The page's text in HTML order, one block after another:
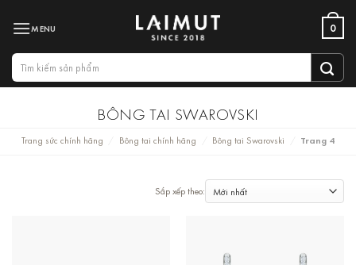
qua
nội
dung
0
Tìm
kiếm:
BÔNG TAI SWAROVSKI
Trang sức chính hãng Bông tai chính hãng Bông tai Swarovski Trang 4